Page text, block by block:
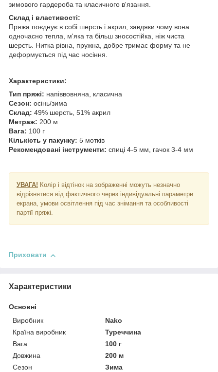
зимового гардероба та класичного в'язання.
Склад і властивості:
Пряжа поєднує в собі шерсть і акрил, завдяки чому вона
одночасно тепла, м'яка та більш зносостійка, ніж чиста
шерсть. Нитка рівна, пружна, добре тримає форму та не
деформується під час носіння.
Характеристики:
Тип пряжі: напіввовняна, класична
Сезон: осінь/зима
Склад: 49% шерсть, 51% акрил
Метраж: 200 м
Вага: 100 г
Кількість у пакунку: 5 мотків
Рекомендовані інструменти: спиці 4-5 мм, гачок 3-4 мм
УВАГА! Колір і відтінок на зображенні можуть незначно
відрізнятися від фактичного через індивідуальні параметри
екрана, умови освітлення під час знімання та особливості
партії пряжі.
Приховати
Характеристики
Основні
Виробник
Nako
Країна виробник
Туреччина
Вага
100 г
Довжина
200 м
Сезон
Зима